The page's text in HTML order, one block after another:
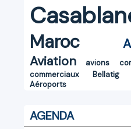
Maroc
Aviation
avions
commerciaux
Bellatig
Aéroports
AGENDA